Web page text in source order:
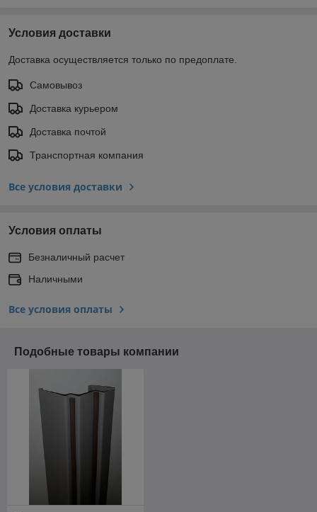
Условия доставки
Доставка осуществляется только по предоплате.
Самовывоз
Доставка курьером
Доставка почтой
Транспортная компания
Все условия доставки
Условия оплаты
Безналичный расчет
Наличными
Все условия оплаты
Подобные товары компании